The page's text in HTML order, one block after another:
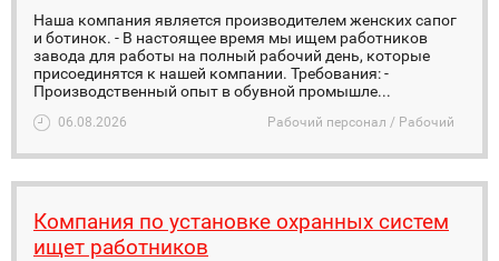
Наша компания является производителем женских сапог
и ботинок. - В настоящее время мы ищем работников
завода для работы на полный рабочий день, которые
присоединятся к нашей компании. Требования: -
Производственный опыт в обувной промышле...
06.08.2026 Рабочий персонал / Рабочий
Компания по установке охранных систем
ищет работников